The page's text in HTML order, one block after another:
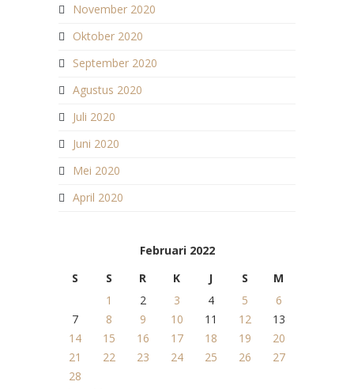
November 2020
Oktober 2020
September 2020
Agustus 2020
Juli 2020
Juni 2020
Mei 2020
April 2020
Februari 2022
S
S R K J S
M
1
2 3 4 5
6
7
8 9 10 11 12
13
14
15 16 17 18 19
20
21
22 23 24 25 26
27
28